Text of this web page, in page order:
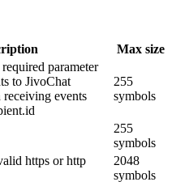
Max size
parameter
to JivoChat
receiving events
255
symbols
255
symbols
https or http
2048
symbols